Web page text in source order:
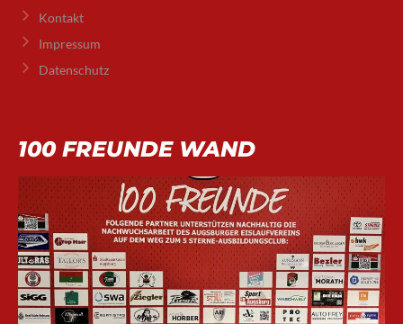
Kontakt
Impressum
Datenschutz
100 FREUNDE WAND